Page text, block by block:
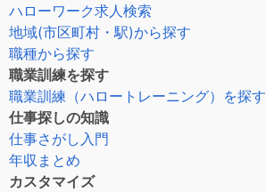
ハローワーク求人検索
地域(市区町村・駅)から探す
職種から探す
職業訓練を探す
職業訓練（ハロートレーニング）を探す
仕事探しの知識
仕事さがし入門
年収まとめ
カスタマイズ